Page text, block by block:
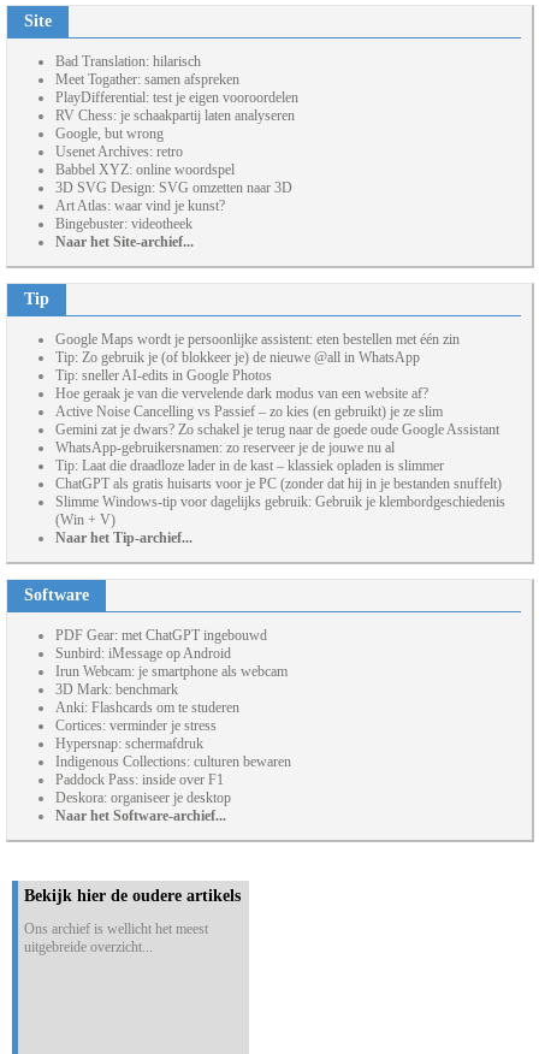
Site
Bad Translation: hilarisch
Meet Togather: samen afspreken
PlayDifferential: test je eigen vooroordelen
RV Chess: je schaakpartij laten analyseren
Google, but wrong
Usenet Archives: retro
Babbel XYZ: online woordspel
3D SVG Design: SVG omzetten naar 3D
Art Atlas: waar vind je kunst?
Bingebuster: videotheek
Naar het Site-archief...
Tip
Google Maps wordt je persoonlijke assistent: eten bestellen met één zin
Tip: Zo gebruik je (of blokkeer je) de nieuwe @all in WhatsApp
Tip: sneller AI-edits in Google Photos
Hoe geraak je van die vervelende dark modus van een website af?
Active Noise Cancelling vs Passief – zo kies (en gebruikt) je ze slim
Gemini zat je dwars? Zo schakel je terug naar de goede oude Google Assistant
WhatsApp-gebruikersnamen: zo reserveer je de jouwe nu al
Tip: Laat die draadloze lader in de kast – klassiek opladen is slimmer
ChatGPT als gratis huisarts voor je PC (zonder dat hij in je bestanden snuffelt)
Slimme Windows-tip voor dagelijks gebruik: Gebruik je klembordgeschiedenis
(Win + V)
Naar het Tip-archief...
Software
PDF Gear: met ChatGPT ingebouwd
Sunbird: iMessage op Android
Irun Webcam: je smartphone als webcam
3D Mark: benchmark
Anki: Flashcards om te studeren
Cortices: verminder je stress
Hypersnap: schermafdruk
Indigenous Collections: culturen bewaren
Paddock Pass: inside over F1
Deskora: organiseer je desktop
Naar het Software-archief...
Bekijk hier de oudere artikels
Ons archief is wellicht het meest
uitgebreide overzicht...